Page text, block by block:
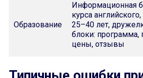
Образование
Информационная
курса
25–40 лет,
блоки: программа,
цены, отзывы